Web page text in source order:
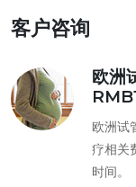
客户咨询
欧洲
欧洲试
疗相关
时间。